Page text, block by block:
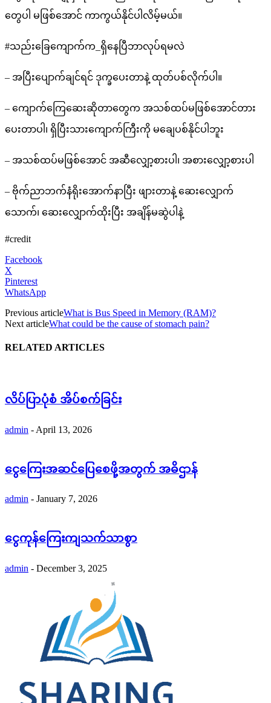
တွေပါ မဖြစ်အောင် ကာကွယ်နိုင်ပါလိမ့်မယ်။
#သည်းခြေကျောက်က_ရှိနေပြီဘာလုပ်ရမလဲ
– အပြီးပျောက်ချင်ရင် ဒုက္ခပေးတာနဲ့ ထုတ်ပစ်လိုက်ပါ။
– ကျောက်ကြေဆေးဆိုတာတွေက အသစ်ထပ်မဖြစ်အောင်တား
ပေးတာပါ၊ ရှိပြီးသားကျောက်ကြီးကို မချေပစ်နိုင်ပါဘူး
– အသစ်ထပ်မဖြစ်အောင် အဆီလျှော့စားပါ၊ အစားလျှော့စားပါ
– ဗိုက်ညာဘက်နံရိုးအောက်နာပြီး ဖျားတာနဲ့ ဆေးလျှောက်
သောက်၊ ဆေးလျှောက်ထိုးပြီး အချိန်မဆွဲပါနဲ့
#credit
Facebook
X
Pinterest
WhatsApp
Previous articleWhat is Bus Speed in Memory (RAM)?
Next articleWhat could be the cause of stomach pain?
RELATED ARTICLES
လိပ်ပြာပုံစံ အိပ်စက်ခြင်း
admin - April 13, 2026
ငွေကြေးအဆင်ပြေစေဖို့အတွက် အဓိဌာန်
admin - January 7, 2026
ငွေကုန်ကြေးကျသက်သာစွာ
admin - December 3, 2025